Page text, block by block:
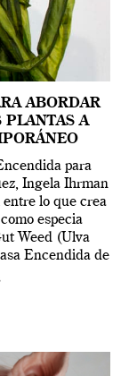
ABORDAR
PLANTAS A
para
Ingela Ihrman
lo que crea
especia
Weed (Ulva
Encendida de